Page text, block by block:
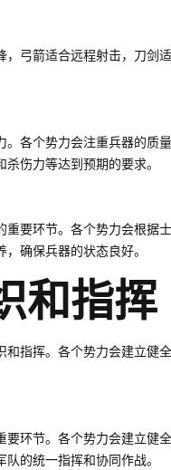
弓箭适合远程射击，刀剑
各个势力会注重兵器的质
伤力等达到预期的要求。
要环节。各个势力会根据
确保兵器的状态良好。
和指挥
指挥。各个势力会建立健
环节。各个势力会建立健
的统一指挥和协同作战。